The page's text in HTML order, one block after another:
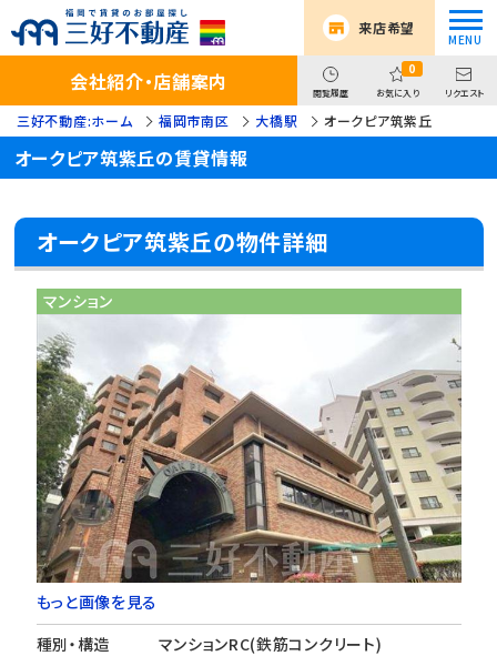
来店希望
会社紹介・店舗案内 閲覧履歴
0
お気に入り リクエスト
三好不動産:ホーム 福岡市南区 大橋駅 オークピア筑紫丘
オークピア筑紫丘の賃貸情報
オークピア筑紫丘の物件詳細
マンション
もっと画像を見る
種別・構造
マンションRC(鉄筋コンクリート)